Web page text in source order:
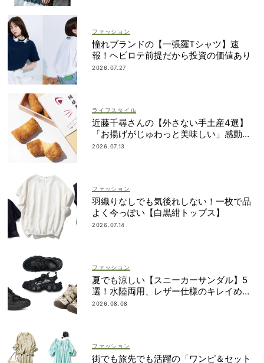
ファッション
憧れブランドの【一張羅Tシャツ】速
報！ヘビロテ前提だから投資の価値あり
2026.07.27
ライフスタイル
近藤千尋さんの【外さない手土産4選】
「お揚げがじゅわっと美味しい」感動も
のの逸品とは？
2026.07.13
ファッション
羽織りなしでも気後れしない！一枚で品
よく今っぽい【白黒紺トップス】
2026.07.14
ファッション
夏でも涼しい【スニーカーサンダル】5
選！水陸両用、レザー仕様のキレイめタ
イプも
2026.08.08
ファッション
街でも旅先でも活躍の「ワンピ＆セット